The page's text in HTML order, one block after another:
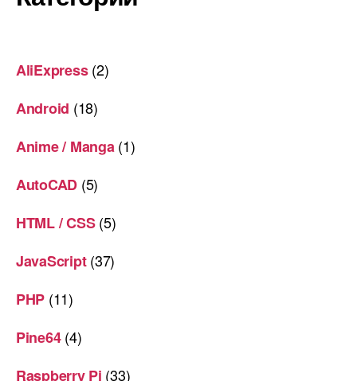
AliExpress(2)
Android (18)
Anime / Manga (1)
AutoCAD (5)
HTML / CSS(5)
JavaScript(37)
PHP (11)
Pine64(4)
Raspberry Pi (33)